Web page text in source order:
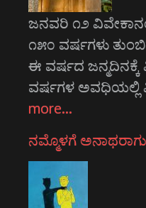
ಜನವರಿ ೧೨
೧೫೦ ವರ್ಷಗಳು
ಈ ವರ್ಷದ ಜನ್ಮದಿನಕ್ಕೆ
ವರ್ಷಗಳ ಅವಧಿಯಲ್ಲಿ
more…
ನಮ್ಮೊಳಗೆ